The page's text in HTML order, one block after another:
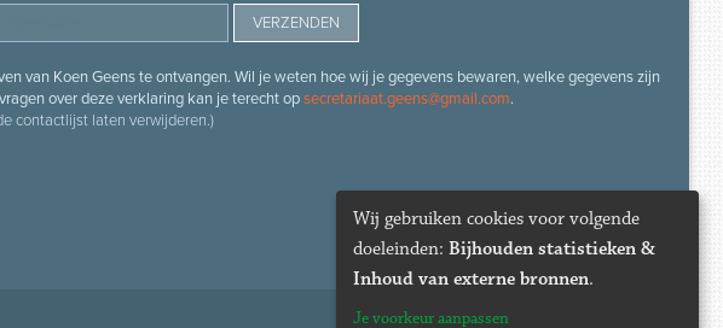
van Koen Geens te ontvangen. Wil je weten hoe wij je gegevens bewaren, welke gegevens zijn
over deze verklaring kan je terecht opsecretariaat.geens@gmail.com.
contactlijst laten verwijderen.)
Wij gebruiken cookies voor volgende
doeleinden: Bijhouden statistieken &
Inhoud van externe bronnen.
Je voorkeur aanpassen